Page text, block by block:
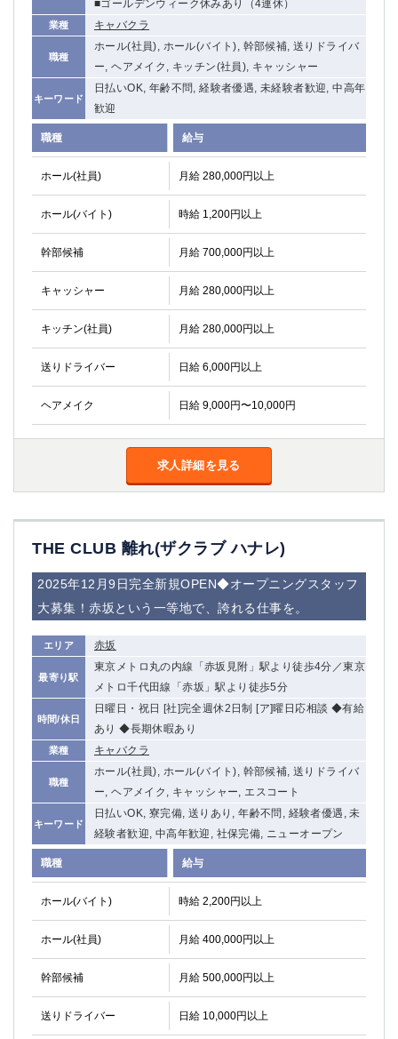
■ゴールデンウィーク休みあり（4連休）
業種 キャバクラ
職種
ホール(社員), ホール(バイト), 幹部候補, 送りドライバ
ー, ヘアメイク, キッチン(社員), キャッシャー
キーワード
日払いOK, 年齢不問, 経験者優遇, 未経験者歓迎, 中高年
歓迎
職種 給与
ホール(社員) 月給 280,000円以上
ホール(バイト) 時給 1,200円以上
幹部候補 月給 700,000円以上
キャッシャー 月給 280,000円以上
キッチン(社員) 月給 280,000円以上
送りドライバー 日給 6,000円以上
ヘアメイク 日給 9,000円〜10,000円
求人詳細を見る
THE CLUB 離れ(ザクラブ ハナレ)
2025年12月9日完全新規OPEN◆オープニングスタッフ
大募集！赤坂という一等地で、誇れる仕事を。
エリア 赤坂
最寄り駅
東京メトロ丸の内線「赤坂見附」駅より徒歩4分／東京
メトロ千代田線「赤坂」駅より徒歩5分
時間/休日
日曜日・祝日 [社]完全週休2日制 [ア]曜日応相談 ◆有給
あり ◆長期休暇あり
業種 キャバクラ
職種
ホール(社員), ホール(バイト), 幹部候補, 送りドライバ
ー, ヘアメイク, キャッシャー, エスコート
キーワード
日払いOK, 寮完備, 送りあり, 年齢不問, 経験者優遇, 未
経験者歓迎, 中高年歓迎, 社保完備, ニューオープン
職種 給与
ホール(バイト) 時給 2,200円以上
ホール(社員) 月給 400,000円以上
幹部候補 月給 500,000円以上
送りドライバー 日給 10,000円以上